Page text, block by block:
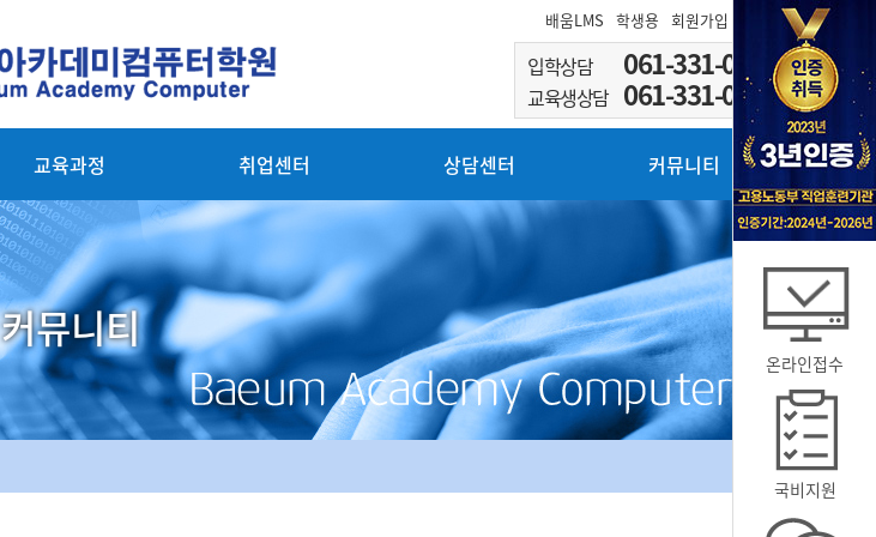
배움LMS 학생용 회원가입 로그인
입학상담 061-331-0002
교육생상담 061-331-0003
교육과정 취업센터 상담센터 커뮤니티
커뮤니티
온라인접수
국비지원